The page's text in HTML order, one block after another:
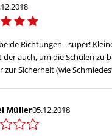
Richtungen - super!
der auch, um die Schulen zu
zur Sicherheit (wie
Müller05.12.2018